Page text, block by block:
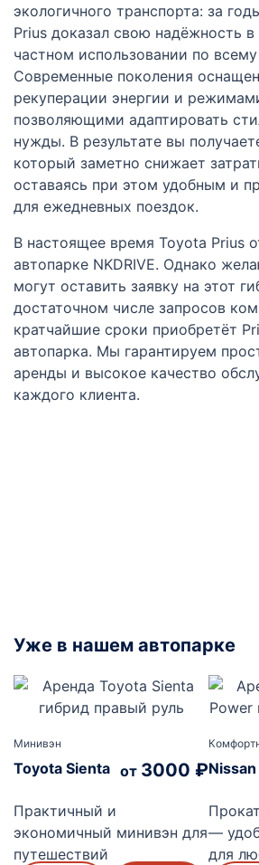
экологичного транспорта: за
Prius доказал свою надёжность
частном использовании по
Современные поколения
рекуперации энергии и
позволяющими адаптировать
нужды. В результате вы
который заметно снижает
оставаясь при этом удобным и
для ежедневных поездок.
В настоящее время Toyota Prius
автопарке NKDRIVE. Однако
могут оставить заявку на этот
достаточном числе запросов
кратчайшие сроки приобретёт
автопарка. Мы гарантируем
аренды и высокое качество
каждого клиента.
Уже в нашем автопарке
Минивэн
Toyota Sienta от 3000 ₽
Практичный и
экономичный минивэн для
путешествий
—
для